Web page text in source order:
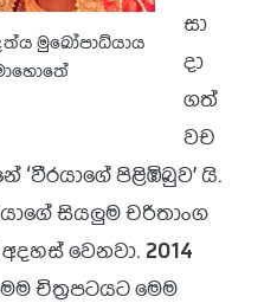
මුඛෝපාධ්යාය
සා
දා
ගත්
වච
පිළිඹිබුව’ යි.
සියලුම චරිතාංග
වෙනවා. 2014
චිත්‍රපටයට මෙම